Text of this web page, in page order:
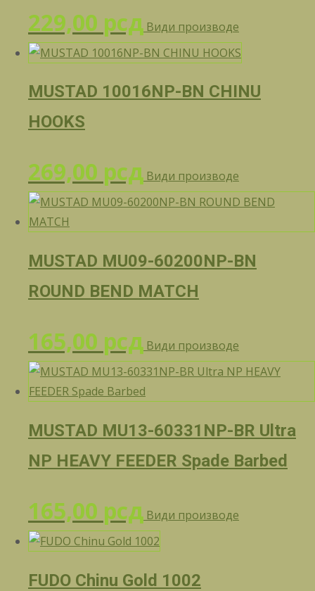
229,00 рсд Види производе
MUSTAD 10016NP-BN CHINU
HOOKS
269,00 рсд Види производе
MUSTAD MU09-60200NP-BN
ROUND BEND MATCH
165,00 рсд Види производе
MUSTAD MU13-60331NP-BR Ultra
NP HEAVY FEEDER Spade Barbed
165,00 рсд Види производе
FUDO Chinu Gold 1002